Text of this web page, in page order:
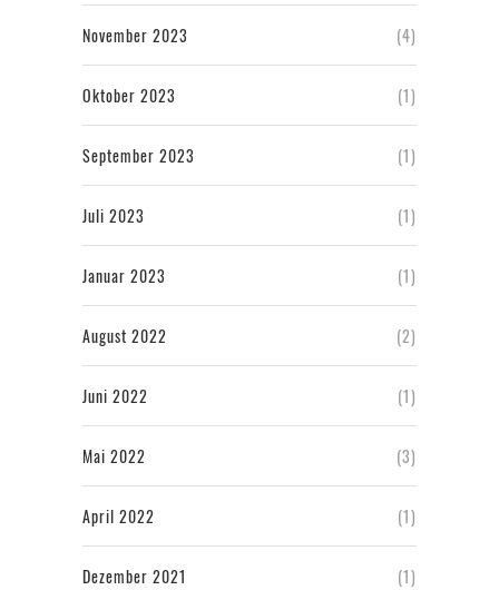
November 2023 (4)
Oktober 2023 (1)
September 2023 (1)
Juli 2023 (1)
Januar 2023 (1)
August 2022 (2)
Juni 2022 (1)
Mai 2022 (3)
April 2022 (1)
Dezember 2021 (1)